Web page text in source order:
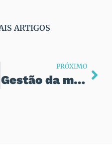
ARTIGOS
PRÓXIMO
Gestão da mudança na prática: o modelo dos Times de Projetos Haser